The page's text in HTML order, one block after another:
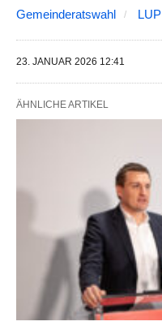
Gemeinderatswahl LUP
23. JANUAR 2026 12:41
ÄHNLICHE ARTIKEL